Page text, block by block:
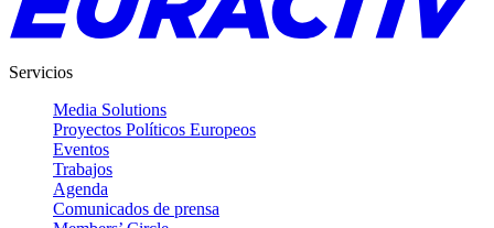
Servicios
Media Solutions
Proyectos Políticos Europeos
Eventos
Trabajos
Agenda
Comunicados de prensa